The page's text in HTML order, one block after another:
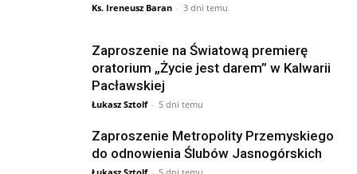
Ks. Ireneusz Baran - 3 dni temu
Zaproszenie na Światową premierę
oratorium „Życie jest darem” w Kalwarii
Pacławskiej
Łukasz Sztolf - 5 dni temu
Zaproszenie Metropolity Przemyskiego
do odnowienia Ślubów Jasnogórskich